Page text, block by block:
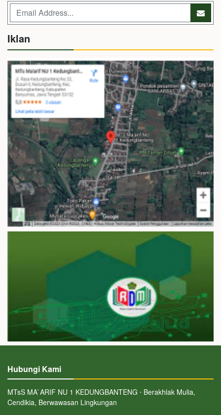
Iklan
Hubungi Kami
MTsS MA`ARIF NU 1 KEDUNGBANTENG ⋅ Berakhlak Mulia,
Cendikia, Berwawasan Lingkungan